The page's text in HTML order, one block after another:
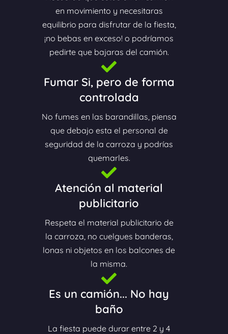
en movimiento y necesitaras
equilibrio para disfrutar de la fiesta,
¡no bebas en exceso! o podríamos
pedirte que bajaras del camión.
Fumar Si, pero de forma
controlada
No fumes en las barandillas, piensa
que debajo esta el personal de
seguridad de la carroza y podrías
quemarles.
Atención al material
publicitario
Respeta el material publicitario de
la carroza, no cuelgues banderas,
lonas ni objetos en los balcones de
la misma.
Es un camión... No hay
baño
La fiesta puede durar entre 2 y 4